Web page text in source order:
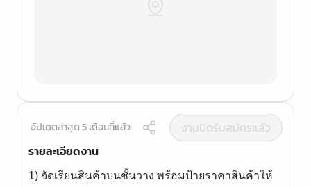
อัปเดตล่าสุด 5 เดือนที่แล้ว
งานปิดรับสมัครแล้ว
รายละเอียดงาน
1) จัดเรียนสินค้าบนชั้นวาง พร้อมป้ายราคาสินค้าให้